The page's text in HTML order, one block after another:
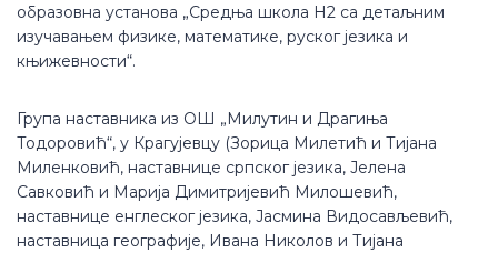
образовна установа „Средња школа Н2 са детаљним
изучавањем физике, математике, руског језика и
књижевности“.
Група наставника из ОШ „Милутин и Драгиња
Тодоровић“, у Крагујевцу (Зорица Милетић и Тијана
Миленковић, наставнице српског језика, Јелена
Савковић и Марија Димитријевић Милошевић,
наставнице енглеског језика, Јасмина Видосављевић,
наставница географије, Ивана Николов и Тијана